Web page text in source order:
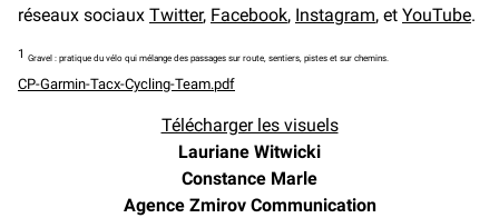
réseaux sociaux Twitter, Facebook, Instagram, et YouTube.
1 Gravel : pratique du vélo qui mélange des passages sur route, sentiers, pistes et sur chemins.
CP-Garmin-Tacx-Cycling-Team.pdf
Télécharger les visuels
Lauriane Witwicki
Constance Marle
Agence Zmirov Communication